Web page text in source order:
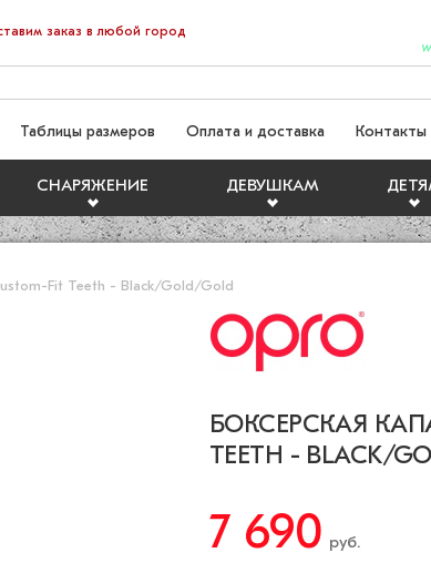
заказ в любой город
СНАРЯЖЕНИЕ ДЕВУШКАМ
Таблицы размеров Оплата и доставка Контакты
Fit Teeth - Black/Gold/Gold
БОКСЕРСКАЯ КАПА
TEETH - BLACK/
7 690 руб.